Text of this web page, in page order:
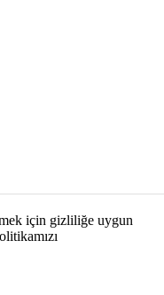
için gizliliğe uygun